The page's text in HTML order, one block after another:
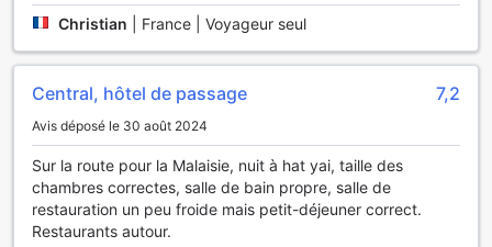
sécurisé et accessible. Pour compléter ces services, un
service de navette est également proposé, facilitant vos
déplacements vers les attractions locales et rendant votre
transport, le V.L. Hatyai Hotel s'assure que chaque client
puisse profiter pleinement de son séjour sans tracas.
Confort et Commodités des Chambres au V.L. Hatyai
Hotel
Au V.L. Hatyai Hotel, chaque chambre est un havre de paix,
Christian France | Voyageur seul
Central, hôtel de passage 7,2
Avis déposé le 30 août 2024
Sur la route pour la Malaisie, nuit à hat yai, taille des
chambres correctes, salle de bain propre, salle de
restauration un peu froide mais petit-déjeuner correct.
Restaurants autour.